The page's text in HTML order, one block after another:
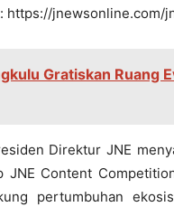
https://jnewsonline.com/
Gratiskan Ruang
Direktur JNE
JNE Content
pertumbuhan